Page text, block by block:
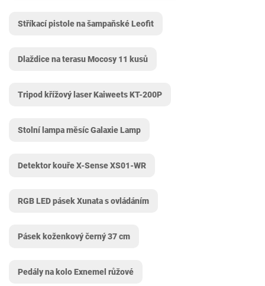
Stříkací pistole na šampaňské Leofit
Dlaždice na terasu Mocosy 11 kusů
Tripod křížový laser Kaiweets ‎KT-200P
Stolní lampa měsíc Galaxie Lamp
Detektor kouře X-Sense XS01-WR
RGB LED pásek Xunata s ovládáním
Pásek koženkový černý 37 cm
Pedály na kolo Exnemel růžové